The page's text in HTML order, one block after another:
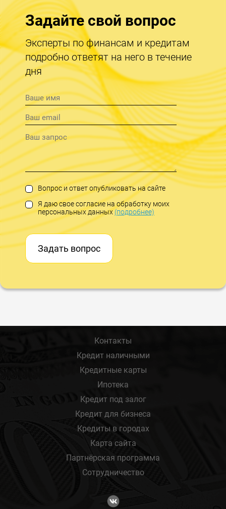
Задайте свой вопрос
Эксперты по финансам и кредитам
подробно ответят на него в течение
дня
Вопрос и ответ опубликовать на сайте
Я даю свое согласие на обработку моих
персональных данных(подробнее)
Задать вопрос
Контакты
Кредит наличными
Кредитные карты
Ипотека
Кредит под залог
Кредит для бизнеса
Кредиты в городах
Карта сайта
Партнёрская программа
Сотрудничество